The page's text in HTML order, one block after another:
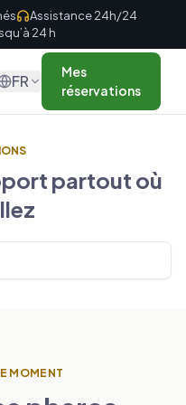
Assistance 24h/24
24 h
FR
Mes
réservations
partout où
MOMENT